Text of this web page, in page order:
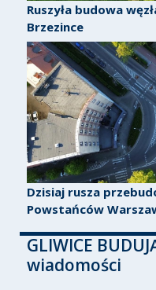
Ruszyła budowa
Brzezince
Dzisiaj rusza
Powstańców
GLIWICE
wiadomości